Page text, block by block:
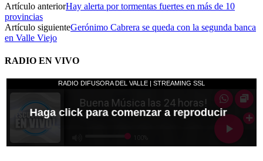
Artículo anteriorHay alerta por tormentas fuertes en más de 10
provincias
Artículo siguienteGerónimo Cabrera se queda con la segunda banca
en Valle Viejo
RADIO EN VIVO